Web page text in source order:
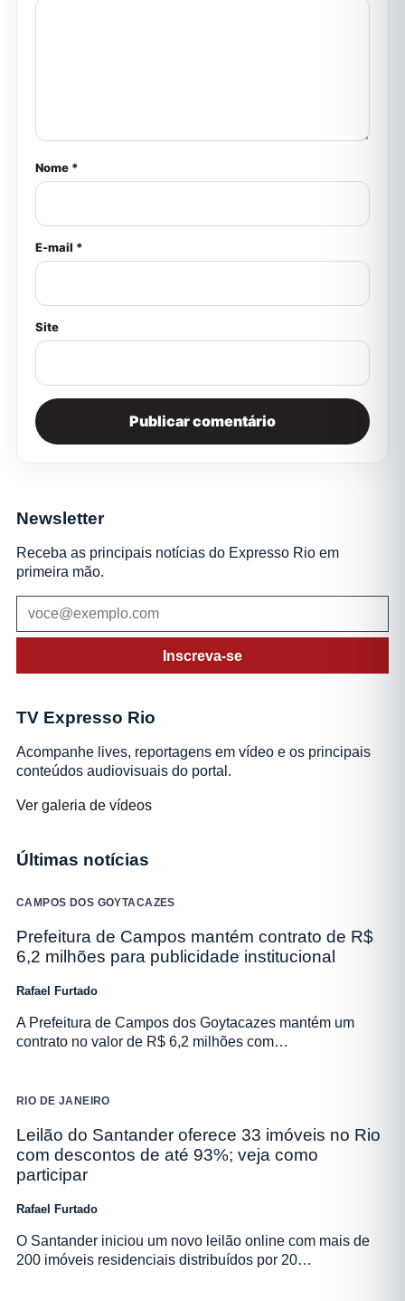
Nome *
E-mail *
Site
Newsletter
Receba as principais notícias do Expresso Rio em
primeira mão.
Inscreva-se
TV Expresso Rio
Acompanhe lives, reportagens em vídeo e os principais
conteúdos audiovisuais do portal.
Ver galeria de vídeos
Últimas notícias
CAMPOS DOS GOYTACAZES
Prefeitura de Campos mantém contrato de R$
6,2 milhões para publicidade institucional
Rafael Furtado
A Prefeitura de Campos dos Goytacazes mantém um
contrato no valor de R$ 6,2 milhões com…
RIO DE JANEIRO
Leilão do Santander oferece 33 imóveis no Rio
com descontos de até 93%; veja como
participar
Rafael Furtado
O Santander iniciou um novo leilão online com mais de
200 imóveis residenciais distribuídos por 20…